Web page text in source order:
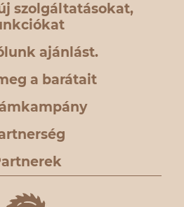
szolgáltatásokat,
ajánlást.
a barátait